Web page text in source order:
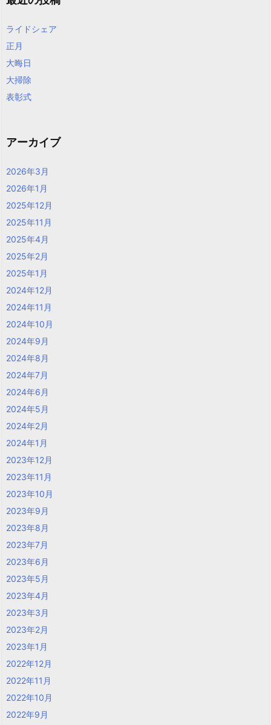
ライドシェア
正月
大晦日
大掃除
表彰式
アーカイブ
2026年3月
2026年1月
2025年12月
2025年11月
2025年4月
2025年2月
2025年1月
2024年12月
2024年11月
2024年10月
2024年9月
2024年8月
2024年7月
2024年6月
2024年5月
2024年2月
2024年1月
2023年12月
2023年11月
2023年10月
2023年9月
2023年8月
2023年7月
2023年6月
2023年5月
2023年4月
2023年3月
2023年2月
2023年1月
2022年12月
2022年11月
2022年10月
2022年9月